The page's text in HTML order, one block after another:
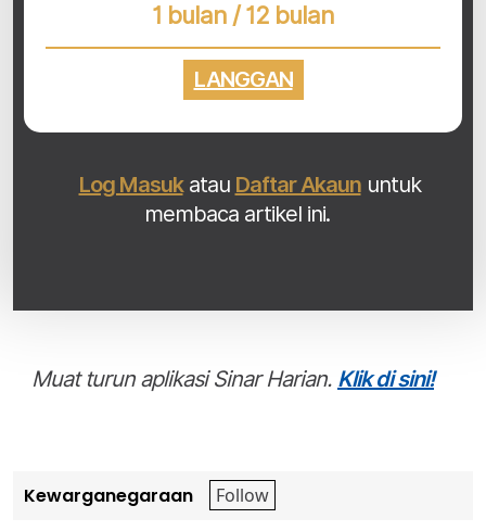
1 bulan / 12 bulan
LANGGAN
Log Masukatau Daftar Akaununtuk
membaca artikel ini.
Muat turun aplikasi Sinar Harian. Klik di sini!
Kewarganegaraan